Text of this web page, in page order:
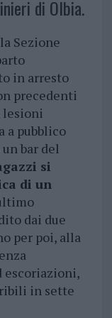
di Olbia.
Sezione
in arresto
precedenti
lesioni
a pubblico
bar del
si
di un
dai due
per poi, alla
escoriazioni,
in sette